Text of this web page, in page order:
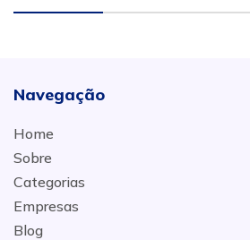
Navegação
Home
Sobre
Categorias
Empresas
Blog